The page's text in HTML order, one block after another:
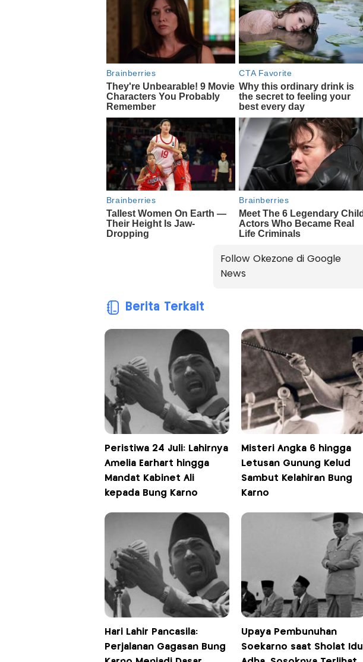
Follow Okezone di Google
News
Berita Terkait
Peristiwa 24 Juli: Lahirnya
Amelia Earhart hingga
Mandat Kabinet Ali
kepada Bung Karno
Misteri Angka 6 hingga
Letusan Gunung Kelud
Sambut Kelahiran Bung
Karno
Hari Lahir Pancasila:
Perjalanan Gagasan Bung
Upaya Pembunuhan
Soekarno saat Sholat Idul